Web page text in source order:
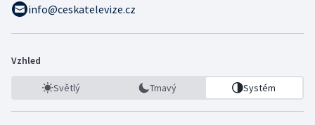
info@ceskatelevize.cz
Vzhled
Světlý Tmavý Systém